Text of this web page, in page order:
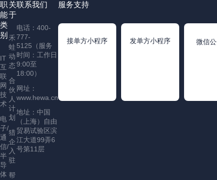
职
能
类
别
IT
互
联
网
技
术
电
子/
通
信/
半
导
体
关
于
禾
蛙
动
态
合
伙
人
计
划
猎
企
入
驻
帮
联系我们
电话：400-
777-
5125（服务
时间：工作日
9:00至
18:00）
网址：
www.hewa.cn
地址：中国
（上海）自由
贸易试验区滨
江大道99弄6
号第11层
服务支持
接单方小程序 发单方小程序 微信